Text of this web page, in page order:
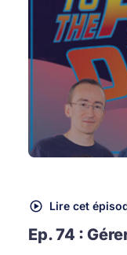
Lire cet
Ep. 74 :